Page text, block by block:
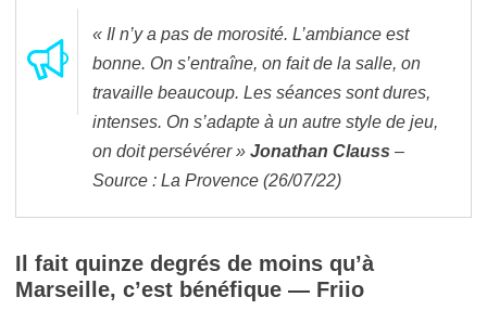
« Il n’y a pas de morosité. L’ambiance est
bonne. On s’entraîne, on fait de la salle, on
travaille beaucoup. Les séances sont dures,
intenses. On s’adapte à un autre style de jeu,
on doit persévérer » Jonathan Clauss –
Source : La Provence (26/07/22)
Il fait quinze degrés de moins qu’à
Marseille, c’est bénéfique — Friio